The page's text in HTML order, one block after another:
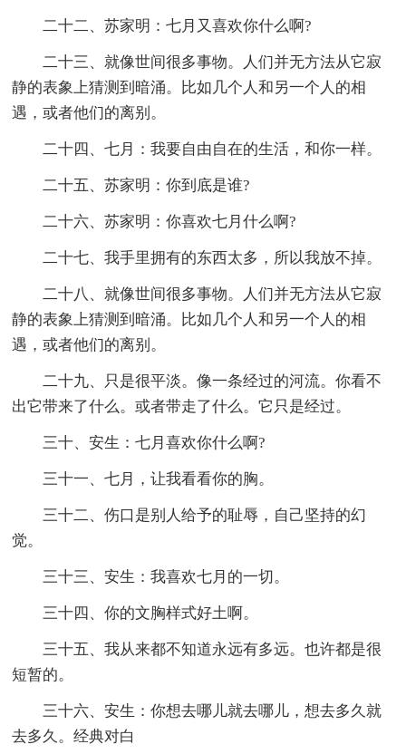
二十二、苏家明：七月又喜欢你什么啊?
二十三、就像世间很多事物。人们并无方法从它寂
静的表象上猜测到暗涌。比如几个人和另一个人的相
遇，或者他们的离别。
二十四、七月：我要自由自在的生活，和你一样。
二十五、苏家明：你到底是谁?
二十六、苏家明：你喜欢七月什么啊?
二十七、我手里拥有的东西太多，所以我放不掉。
二十八、就像世间很多事物。人们并无方法从它寂
静的表象上猜测到暗涌。比如几个人和另一个人的相
遇，或者他们的离别。
二十九、只是很平淡。像一条经过的河流。你看不
出它带来了什么。或者带走了什么。它只是经过。
三十、安生：七月喜欢你什么啊?
三十一、七月，让我看看你的胸。
三十二、伤口是别人给予的耻辱，自己坚持的幻
觉。
三十三、安生：我喜欢七月的一切。
三十四、你的文胸样式好土啊。
三十五、我从来都不知道永远有多远。也许都是很
短暂的。
三十六、安生：你想去哪儿就去哪儿，想去多久就
去多久。经典对白